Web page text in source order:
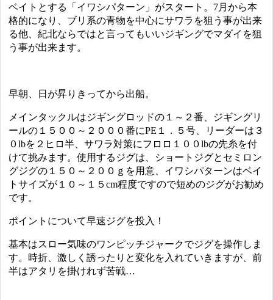
ベイトとする「イワシパターン」がスタート。7月から本
格的になり、ブリ系の青物を中心にサワラを狙う事が出来
る他、紀北ならではと言ってもいいジギングでマダイを狙
う事が出来ます。
早朝、日が昇りきってから出船。
メインタックルはジギングロッドの１～２番、ジギングリ
ールの１５００～２０００番にPE１．５号、リーダーは３
０lbを２ヒロ半、サワラ対策にフロロ１００lbの先糸を付
けて挑みます。使用するジグは、ショートジグとセミロン
グジグの１５０～２００ｇを用意、イワシパターンはベイ
トサイズが１０～１５cm程度ですので短めのジグがお勧め
です。
ポイントについて早速ジグを投入！
基本はスロー気味のワンピッチジャークでジグを操作しま
す。時折、激しく誘ったりと変化を入れていきますが、前
半はアタリを掛けれず苦戦…